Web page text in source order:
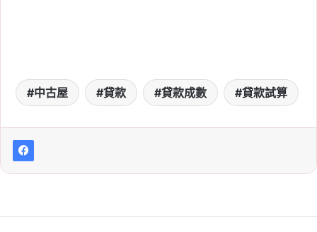
中古屋 貸款 貸款成數 貸款試算